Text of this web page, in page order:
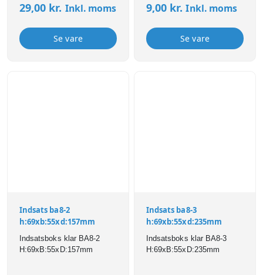
29,00 kr. Inkl. moms
Se vare
9,00 kr. Inkl. moms
Se vare
Indsats ba8-2
h:69xb:55xd:157mm
Indsatsboks klar BA8-2
H:69xB:55xD:157mm
Indsats ba8-3
h:69xb:55xd:235mm
Indsatsboks klar BA8-3
H:69xB:55xD:235mm